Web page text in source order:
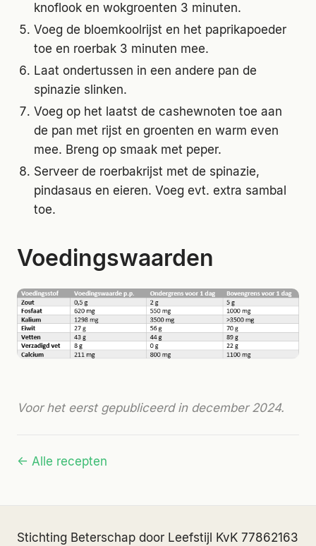
knoflook en wokgroenten 3 minuten.
Voeg de bloemkoolrijst en het paprikapoeder
toe en roerbak 3 minuten mee.
Laat ondertussen in een andere pan de
spinazie slinken.
Voeg op het laatst de cashewnoten toe aan
de pan met rijst en groenten en warm even
mee. Breng op smaak met peper.
Serveer de roerbakrijst met de spinazie,
pindasaus en eieren. Voeg evt. extra sambal
toe.
Voedingswaarden
Voor het eerst gepubliceerd in december 2024.
← Alle recepten
Stichting Beterschap door Leefstijl KvK 77862163